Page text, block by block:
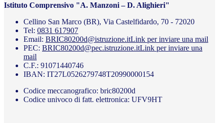
Istituto Comprensivo "A. Manzoni – D. Alighieri"
Cellino San Marco (BR), Via Castelfidardo, 70 - 72020
Tel: 0831 617907
Email: BRIC80200d@istruzione.itLink per inviare una mail
PEC: BRIC80200d@pec.istruzione.itLink per inviare una
mail
C.F.: 91071440746
IBAN: IT27L0526279748T20990000154
Codice meccanografico: bric80200d
Codice univoco di fatt. elettronica: UFV9HT